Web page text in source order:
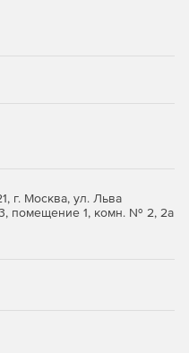
и контроля
движения и собирать
потоков и
для мест массового
в видеоархиве.
офисов.
г. Москва, ул. Льва
3, помещение 1, комн. № 2, 2а